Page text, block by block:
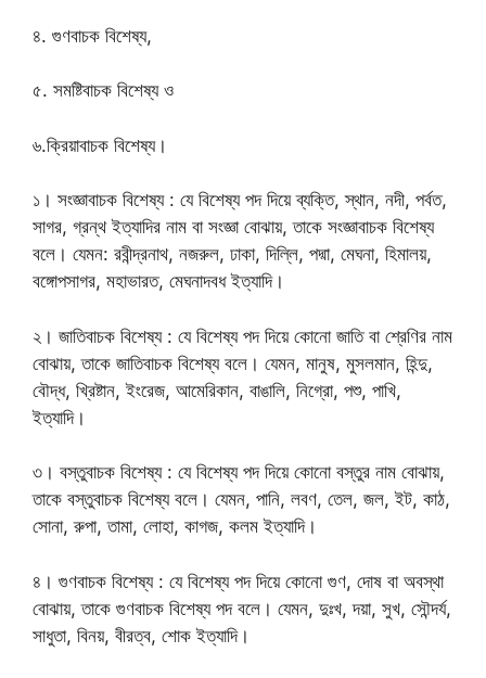
৪. গুণবাচক বিশেষ্য,
৫. সমষ্টিবাচক বিশেষ্য ও
৬.ক্রিয়াবাচক বিশেষ্য।
১। সংজ্ঞাবাচক বিশেষ্য : যে বিশেষ্য পদ দিয়ে ব্যক্তি, স্থান, নদী, পর্বত,
সাগর, গ্রন্থ ইত্যাদির নাম বা সংজ্ঞা বোঝায়, তাকে সংজ্ঞাবাচক বিশেষ্য
বলে। যেমন: রবীন্দ্রনাথ, নজরুল, ঢাকা, দিল্লি, পদ্মা, মেঘনা, হিমালয়,
বঙ্গোপসাগর, মহাভারত, মেঘনাদবধ ইত্যাদি।
২। জাতিবাচক বিশেষ্য : যে বিশেষ্য পদ দিয়ে কোনো জাতি বা শ্রেণির নাম
বোঝায়, তাকে জাতিবাচক বিশেষ্য বলে। যেমন, মানুষ, মুসলমান, হিন্দু,
বৌদ্ধ, খ্রিষ্টান, ইংরেজ, আমেরিকান, বাঙালি, নিগ্রো, পশু, পাখি,
ইত্যাদি।
৩। বস্তুবাচক বিশেষ্য : যে বিশেষ্য পদ দিয়ে কোনো বস্তুর নাম বোঝায়,
তাকে বস্তুবাচক বিশেষ্য বলে। যেমন, পানি, লবণ, তেল, জল, ইট, কাঠ,
সোনা, রুপা, তামা, লোহা, কাগজ, কলম ইত্যাদি।
৪। গুণবাচক বিশেষ্য : যে বিশেষ্য পদ দিয়ে কোনো গুণ, দোষ বা অবস্থা
বোঝায়, তাকে গুণবাচক বিশেষ্য পদ বলে। যেমন, দুঃখ, দয়া, সুখ, সৌন্দর্য,
সাধুতা, বিনয়, বীরত্ব, শোক ইত্যাদি।